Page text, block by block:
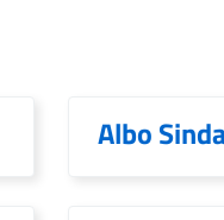
Albo